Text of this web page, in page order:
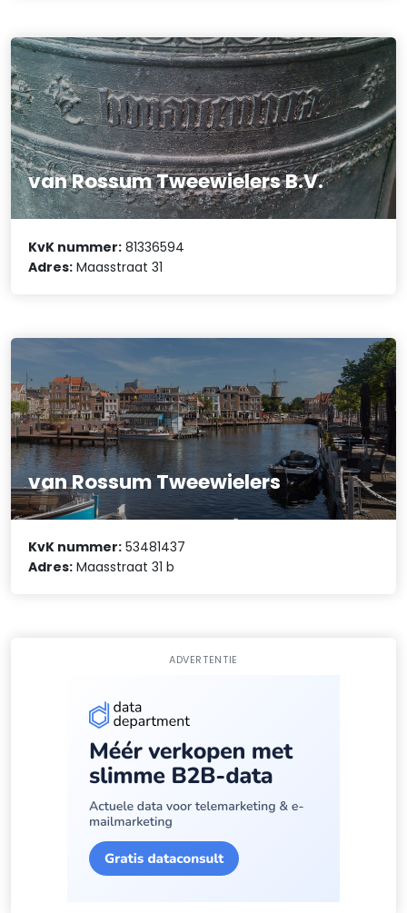
van Rossum Tweewielers B.V.
KvK nummer: 81336594
Adres: Maasstraat 31
van Rossum Tweewielers
KvK nummer: 53481437
Adres: Maasstraat 31 b
ADVERTENTIE